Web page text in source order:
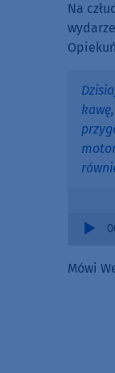
Na
Audio
Mówi